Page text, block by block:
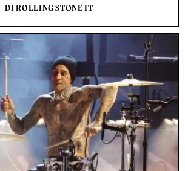
DI ROLLING STONE IT